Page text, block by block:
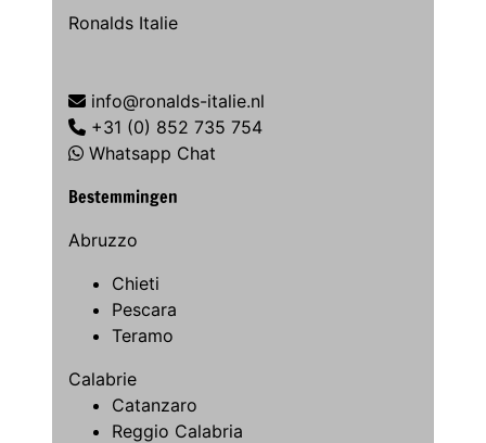
Ronalds Italie
info@ronalds-italie.nl
+31 (0) 852 735 754
Whatsapp Chat
Bestemmingen
Abruzzo
Chieti
Pescara
Teramo
Calabrie
Catanzaro
Reggio Calabria